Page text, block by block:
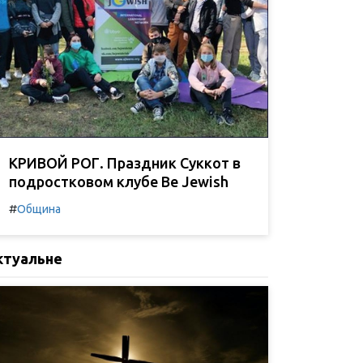
КРИВОЙ РОГ. Праздник Суккот в
подростковом клубе Be Jewish
#Община